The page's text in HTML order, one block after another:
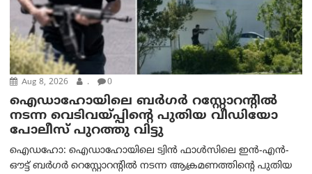
Aug 8, 2026 . 0
ഐഡാഹോയിലെ ബർഗർ റസ്റ്റോറന്റിൽ
നടന്ന വെടിവയ്പ്പിന്റെ പുതിയ വീഡിയോ
പോലീസ് പുറത്തു വിട്ടു
ഐഡഹോ: ഐഡാഹോയിലെ ട്വിൻ ഫാൾസിലെ ഇൻ-എൻ-
ഔട്ട് ബർഗർ റെസ്റ്റോറന്റിൽ നടന്ന ആക്രമണത്തിന്റെ പുതിയ